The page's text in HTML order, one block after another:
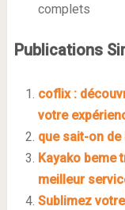
complets
Publications
coflix :
votre
que sait-on de
Kayako beme
meilleur
Sublimez